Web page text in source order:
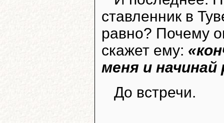
ставленник в
равно? Почему
скажет ему:
меня и
До встречи.